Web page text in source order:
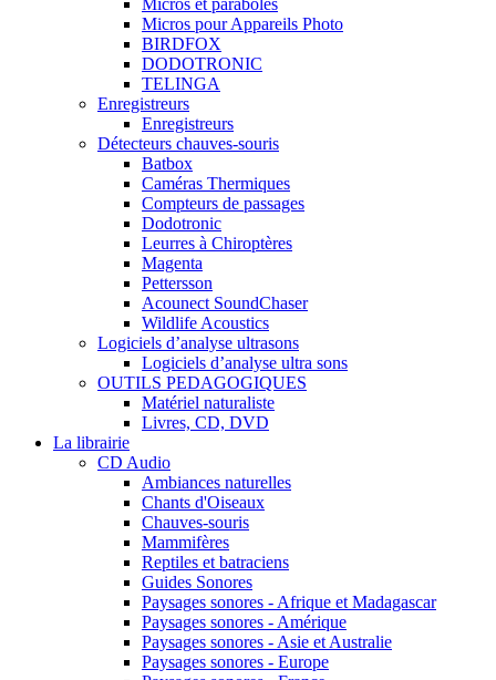
Micros et paraboles
Micros pour Appareils Photo
BIRDFOX
DODOTRONIC
TELINGA
Enregistreurs
Enregistreurs
Détecteurs chauves-souris
Batbox
Caméras Thermiques
Compteurs de passages
Dodotronic
Leurres à Chiroptères
Magenta
Pettersson
Acounect SoundChaser
Wildlife Acoustics
Logiciels d’analyse ultrasons
Logiciels d’analyse ultra sons
OUTILS PEDAGOGIQUES
Matériel naturaliste
Livres, CD, DVD
La librairie
CD Audio
Ambiances naturelles
Chants d'Oiseaux
Chauves-souris
Mammifères
Reptiles et batraciens
Guides Sonores
Paysages sonores - Afrique et Madagascar
Paysages sonores - Amérique
Paysages sonores - Asie et Australie
Paysages sonores - Europe